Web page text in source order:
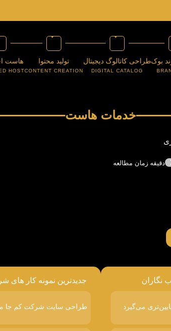
بوکطراحی کاتالوگ دیجیتال
DIGITAL CATALOG
تولید محتوا
CONTENT CREATION
هاست
HOST
خدمات هاست
نگاران جدیدترین نمونه کار های
طراحی سایت شرکت کم جا